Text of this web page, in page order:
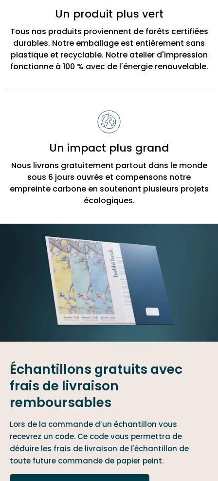
Un produit plus vert
Tous nos produits proviennent de forêts certifiées
durables. Notre emballage est entièrement sans
plastique et recyclable. Notre atelier d'impression
fonctionne à 100 % avec de l'énergie renouvelable.
Un impact plus grand
Nous livrons gratuitement partout dans le monde
sous 6 jours ouvrés et compensons notre
empreinte carbone en soutenant plusieurs projets
écologiques.
Échantillons gratuits avec
frais de livraison
remboursables
Lors de la commande d’un échantillon vous
recevrez un code. Ce code vous permettra de
déduire les frais de livraison de l'échantillon de
toute future commande de papier peint.